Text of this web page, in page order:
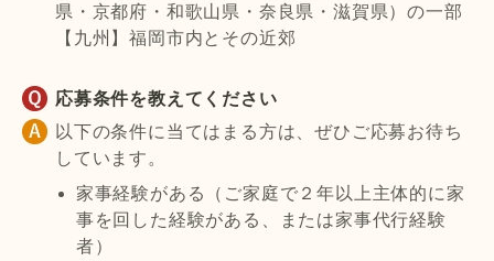
県・京都府・和歌山県・奈良県・滋賀県）の一部
【九州】福岡市内とその近郊
応募条件を教えてください
以下の条件に当てはまる方は、ぜひご応募お待ち
しています。
家事経験がある（ご家庭で２年以上主体的に家
事を回した経験がある、または家事代行経験
者）